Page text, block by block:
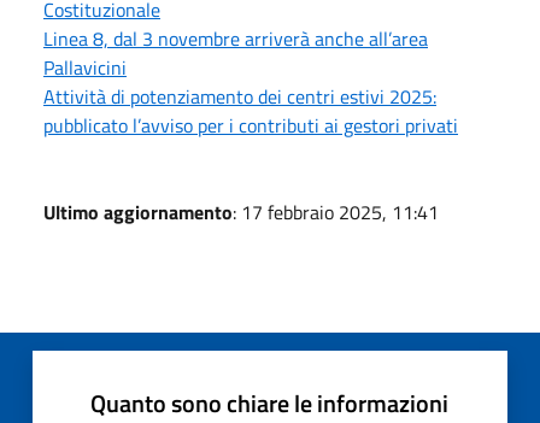
Costituzionale
Linea 8, dal 3 novembre arriverà anche all’area
Pallavicini
Attività di potenziamento dei centri estivi 2025:
pubblicato l’avviso per i contributi ai gestori privati
Ultimo aggiornamento: 17 febbraio 2025, 11:41
Quanto sono chiare le informazioni